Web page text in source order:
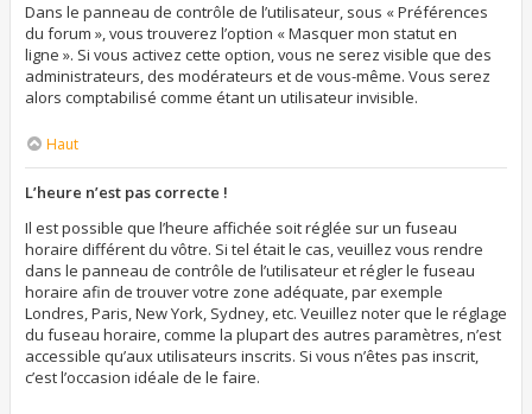
Dans le panneau de contrôle de l’utilisateur, sous « Préférences
du forum », vous trouverez l’option « Masquer mon statut en
ligne ». Si vous activez cette option, vous ne serez visible que des
administrateurs, des modérateurs et de vous-même. Vous serez
alors comptabilisé comme étant un utilisateur invisible.
Haut
L’heure n’est pas correcte !
Il est possible que l’heure affichée soit réglée sur un fuseau
horaire différent du vôtre. Si tel était le cas, veuillez vous rendre
dans le panneau de contrôle de l’utilisateur et régler le fuseau
horaire afin de trouver votre zone adéquate, par exemple
Londres, Paris, New York, Sydney, etc. Veuillez noter que le réglage
du fuseau horaire, comme la plupart des autres paramètres, n’est
accessible qu’aux utilisateurs inscrits. Si vous n’êtes pas inscrit,
c’est l’occasion idéale de le faire.